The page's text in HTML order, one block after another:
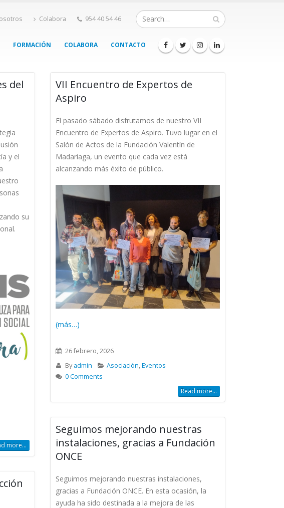
Colabora 954 40 54 46
FORMACIÓN COLABORA CONTACTO
del
y el
su
more...
VII Encuentro de Expertos de
Aspiro
El pasado sábado disfrutamos de nuestro VII
Encuentro de Expertos de Aspiro. Tuvo lugar en el
Salón de Actos de la Fundación Valentín de
Madariaga, un evento que cada vez está
alcanzando más éxito de público.
(más…)
26 febrero, 2026
By admin Asociación,Eventos
0 Comments
Read more...
Seguimos mejorando nuestras
instalaciones, gracias a Fundación
ONCE
Seguimos mejorando nuestras instalaciones,
gracias a Fundación ONCE. En esta ocasión, la
ayuda ha sido destinada a la mejora de las